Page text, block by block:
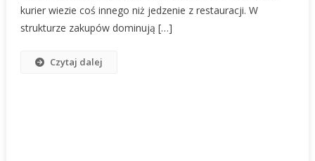
kurier wiezie coś innego niż jedzenie z restauracji. W
strukturze zakupów dominują […]
Czytaj dalej